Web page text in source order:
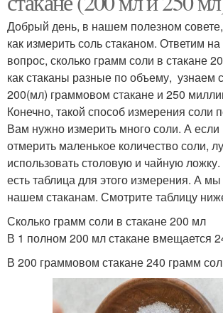
Добрый день, в нашем полезном
как измерить соль стаканом. Ответим
вопрос, сколько грамм соли в стакане
как стаканы разные по объему, узнаем
200(мл) граммовом стакане и 250
Конечно, такой способ измерения соли
Вам нужно измерить много соли. А
отмерить маленькое количество соли,
использовать столовую и чайную
есть таблица для этого измерения. А
нашем стаканам. Смотрите таблицу
Сколько грамм соли в стакане 200 мл
В 1 полном 200 мл стакане вмещается
В 200 граммовом стакане 240 грамм